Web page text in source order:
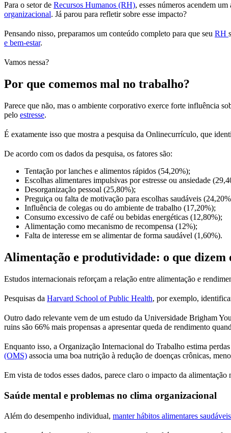
Para o setor de Recursos Humanos (RH), esses números acendem
organizacional. Já parou para refletir sobre esse impacto?
Pensando nisso, preparamos um conteúdo completo para que seu RH
e bem-estar.
Vamos nessa?
Por que comemos mal no trabalho?
Parece que não, mas o ambiente corporativo exerce forte influência
pelo estresse.
É exatamente isso que mostra a pesquisa da Onlinecurrículo, que
De acordo com os dados da pesquisa, os fatores são:
Tentação por lanches e alimentos rápidos (54,20%);
Escolhas alimentares impulsivas por estresse ou ansiedade
Desorganização pessoal (25,80%);
Preguiça ou falta de motivação para escolhas saudáveis
Influência de colegas ou do ambiente de trabalho (17,20%);
Consumo excessivo de café ou bebidas energéticas (12,80%);
Alimentação como mecanismo de recompensa (12%);
Falta de interesse em se alimentar de forma saudável (1,60%).
Alimentação e produtividade: o que dizem
Estudos internacionais reforçam a relação entre alimentação e
Pesquisas da Harvard School of Public Health, por exemplo,
Outro dado relevante vem de um estudo da Universidade Brigham
ruins são 66% mais propensas a apresentar queda de rendimento
Enquanto isso, a Organização Internacional do Trabalho estima
(OMS) associa uma boa nutrição à redução de doenças crônicas,
Em vista de todos esses dados, parece claro o impacto da
Saúde mental e problemas no clima organizacional
Além do desempenho individual, manter hábitos alimentares